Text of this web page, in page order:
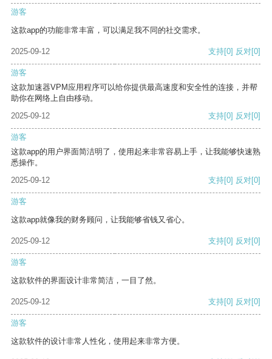
游客
这款app的功能非常丰富，可以满足我不同的社交需求。
2025-09-12 支持[0] 反对[0]
游客
这款加速器VPM应用程序可以给你提供最高速度和安全性的连接，并帮
助你在网络上自由移动。
2025-09-12
支持[0] 反对[0]
游客
这款app的用户界面简洁明了，使用起来非常容易上手，让我能够快速熟
悉操作。
2025-09-12
支持[0] 反对[0]
游客
这款app就像我的财务顾问，让我能够省钱又省心。
2025-09-12 支持[0] 反对[0]
游客
这款软件的界面设计非常简洁，一目了然。
2025-09-12 支持[0] 反对[0]
游客
这款软件的设计非常人性化，使用起来非常方便。